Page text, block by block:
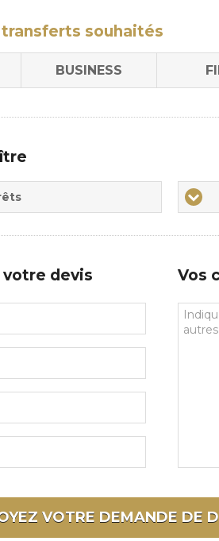
souhaités
BUSINESS
Vos
sports
devis Vos
Vos
VOTRE DEMANDE DE